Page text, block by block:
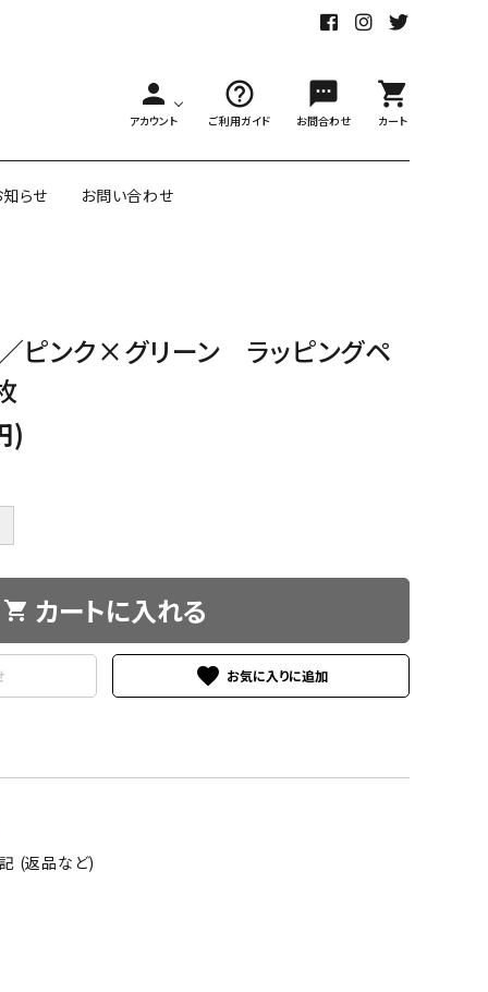
person
アカウント
help_outline
ご利用ガイド
sms
お問合わせ
shopping_cart
カート
受注生産
装紙
ン・紐
知らせ お問い合わせ
ピンク×グリーン ラッピングペ
)
shopping_cart カートに入れる
favorite
(返品など)